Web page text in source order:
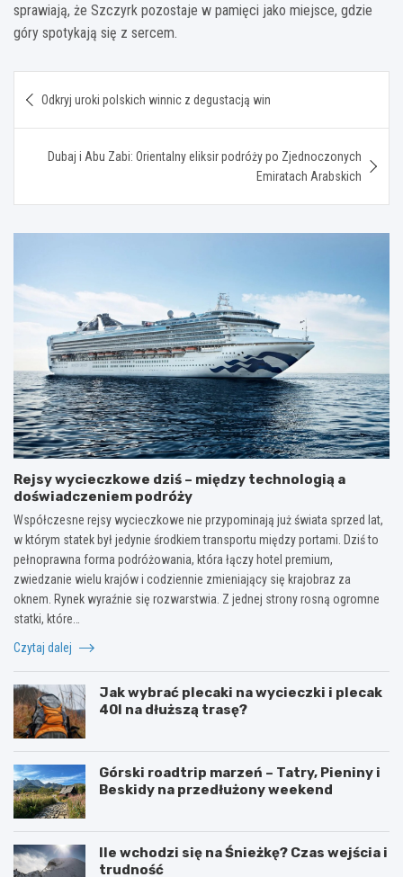
sprawiają, że Szczyrk pozostaje w pamięci jako miejsce, gdzie
góry spotykają się z sercem.
wpisu
Odkryj uroki polskich winnic z degustacją win
Dubaj i Abu Zabi: Orientalny eliksir podróży po Zjednoczonych
Emiratach Arabskich
Rejsy wycieczkowe dziś – między technologią a
doświadczeniem podróży
Współczesne rejsy wycieczkowe nie przypominają już świata sprzed lat,
w którym statek był jedynie środkiem transportu między portami. Dziś to
pełnoprawna forma podróżowania, która łączy hotel premium,
zwiedzanie wielu krajów i codziennie zmieniający się krajobraz za
oknem. Rynek wyraźnie się rozwarstwia. Z jednej strony rosną ogromne
statki, które…
Czytaj dalej
Jak wybrać plecaki na wycieczki i plecak
40l na dłuższą trasę?
Górski roadtrip marzeń – Tatry, Pieniny i
Beskidy na przedłużony weekend
Ile wchodzi się na Śnieżkę? Czas wejścia i
trudność